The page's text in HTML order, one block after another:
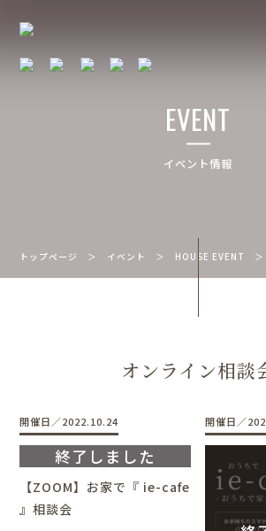
EVENT
イベント情報
トップページ ＞ イベント ＞ HOUSE EVENT
オンライン相談
開催日／2022.10.24
【ZOOM】お家で『 ie-cafe
』相談会
開催日／